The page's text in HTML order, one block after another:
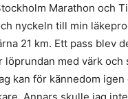
Marathon och
nyckeln till min
21 km. Ett pass blev
löprundan med värk
kan för kännedom